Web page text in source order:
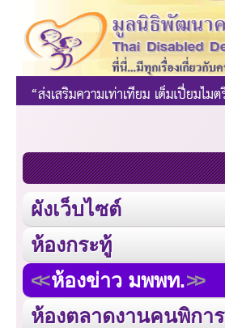
ผังเว็บไซต์
ห้องกระทู้
ห้องข่าว มพพท.
ห้องตลาดงานคนพิการ